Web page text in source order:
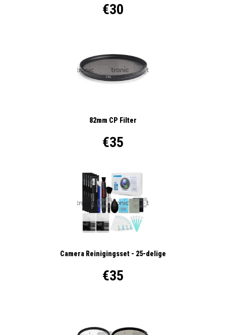
€30
82mm CP Filter
€35
Camera Reinigingsset - 25-delige
€35